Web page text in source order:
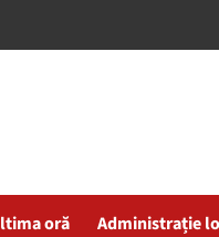
oră Administrație